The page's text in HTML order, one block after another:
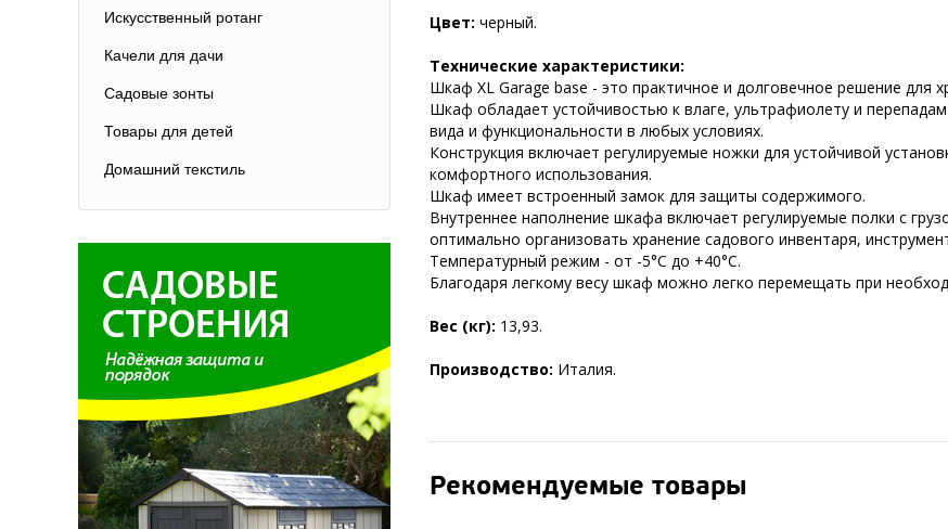
Искусственный ротанг
Качели для дачи
Садовые зонты
Товары для детей
Домашний текстиль
Цвет: черный.
Технические характеристики:
Шкаф XL Garage base - это практичное и долговечное решение для
Шкаф обладает устойчивостью к влаге, ультрафиолету и
вида и функциональности в любых условиях.
Конструкция включает регулируемые ножки для устойчивой
комфортного использования.
Шкаф имеет встроенный замок для защиты содержимого.
Внутреннее наполнение шкафа включает регулируемые полки с
оптимально организовать хранение садового инвентаря,
Температурный режим - от -5°C до +40°C.
Благодаря легкому весу шкаф можно легко перемещать при
Вес (кг): 13,93.
Производство: Италия.
Рекомендуемые товары